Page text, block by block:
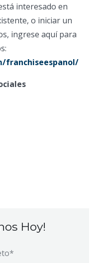
interesado en
o iniciar un
ingrese aquí para
franchiseespanol/
Hoy!